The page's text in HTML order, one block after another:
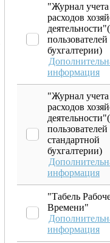
"Журнал
расходов
бухгалтерии)
информация
"Журнал
расходов
пользователей
стандартной
бухгалтерии)
информация
"Табель
Времени"
информация